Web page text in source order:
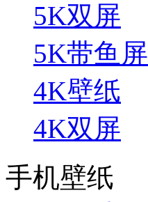
5K双屏
5K带鱼屏
4K壁纸
4K双屏
手机壁纸